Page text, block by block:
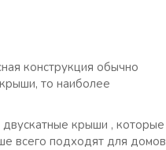
конструкция обычно
то наиболее
крыши , которые
всего подходят для домов